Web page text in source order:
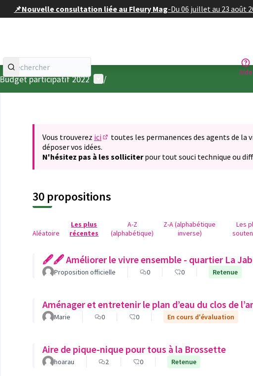
📌Nouvelle consultation liée au Fleury Mag-Du 06 juillet au 23 août
Aide
Budget participatif 2022 Menu utilisateur
/
Vous trouverez ici
(S'ouvre dans un nouvel onglet)
toutes les permanences des agents de la
déposer vos idées.
N'hésitez pas à les solliciterpour tout souci technique ou
30 propositions
Aléatoire
Les plus
récentes
A-Z
(alphabétique)
Z-A (alphabétique
inverse)
Les
🖋🖋 Améliorer le vivre ensemble - quartier La
Proposition officielle 0 0 Retenue
Aménager et entretenir le plan d’eau du clos de
Marie 0 0 En cours d'évaluation
Aire de pique-nique pour tous à la Brossette
hoarau 2 0 Retenue